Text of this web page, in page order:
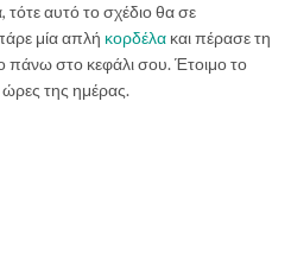
αυτό το σχέδιο θα σε
μία απλή κορδέλα και πέρασε τη
πάνω στο κεφάλι σου. Έτοιμο το
ώρες της ημέρας.